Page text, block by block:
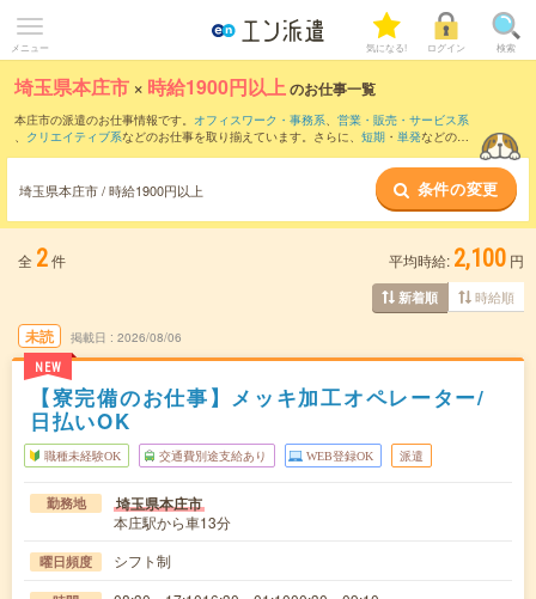
メニュー 気になる! ログイン 検索
埼玉県本庄市 × 時給1900円以上のお仕事一覧
本庄市の派遣のお仕事情報です。 オフィスワーク・事務系、 営業・販売・サービス系
、 クリエイティブ系などのお仕事を取り揃えています。さらに、 短期 ・ 単発などの期
埼玉県本庄市 / 時給1900円以上 条件の変更
全 2件 平均時給: 2,100 円
新着順 時給順
未読
NEW
掲載日 2026/08/06
【寮完備のお仕事】メッキ加工オペレーター/
日払いOK
職種未経験OK 交通費別途支給あり WEB登録OK 派遣
勤務地 埼玉県本庄市
本庄駅から車13分
曜日頻度 シフト制